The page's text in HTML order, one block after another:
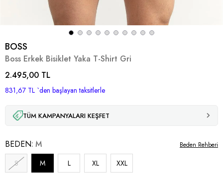
BOSS
Boss Erkek Bisiklet Yaka T-Shirt Gri
2.495,00 TL
831,67 TL `den başlayan taksitlerle
TÜM KAMPANYALARI KEŞFET
BEDEN M
S M L XL XXL
Beden Rehberi